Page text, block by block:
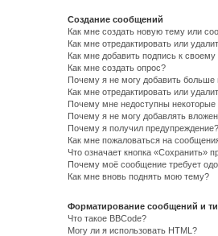
Создание сообщений
Как мне создать новую тему или
Как мне отредактировать или
Как мне добавить подпись к
Как мне создать опрос?
Почему я не могу добавить больше
Как мне отредактировать или
Почему мне недоступны
Почему я не могу добавлять
Почему я получил предупреждение?
Как мне пожаловаться на
Что означает кнопка «Сохранить»
Почему моё сообщение требует
Как мне вновь поднять мою тему?
Форматирование сообщений и
Что такое BBCode?
Могу ли я использовать HTML?